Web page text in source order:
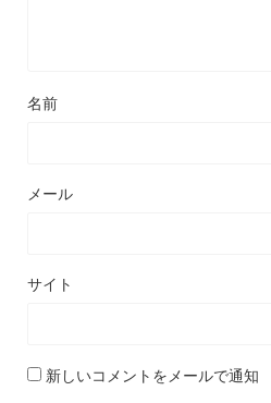
名前
メール
サイト
新しいコメントをメールで通知